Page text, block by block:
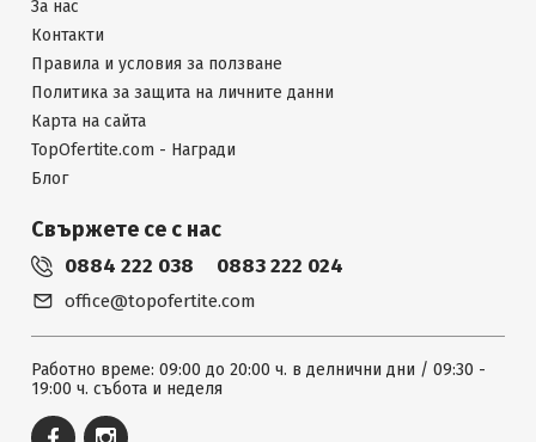
За нас
Контакти
Правила и условия за ползване
Политика за защита на личните данни
Карта на сайта
TopOfertite.com - Награди
Блог
Свържете се с нас
0884 222 038 0883 222 024
office@topofertite.com
Работно време: 09:00 до 20:00 ч. в делнични дни / 09:30 -
19:00 ч. събота и неделя